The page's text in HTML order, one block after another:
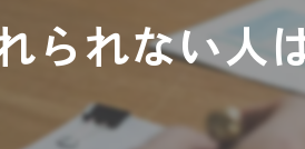
経営理念
採用情報
られない人